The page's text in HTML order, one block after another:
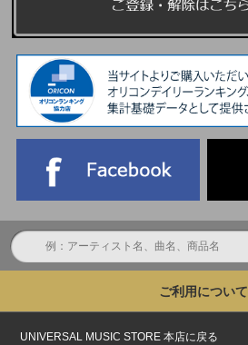
ご利用について
UNIVERSAL MUSIC STORE 本店に戻る